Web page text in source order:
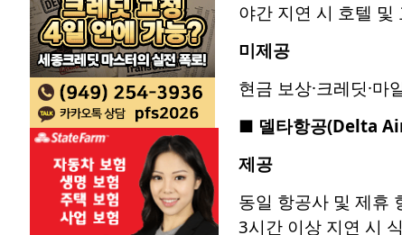
야간 지연 시 호텔 및
미제공
현금 보상·크레딧·마
■ 델타항공(Delta
제공
동일 항공사 및 제휴
3시간 이상 지연 시